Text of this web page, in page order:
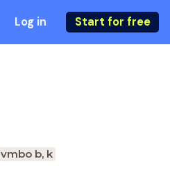
Log in Start for free
vmbo b, k